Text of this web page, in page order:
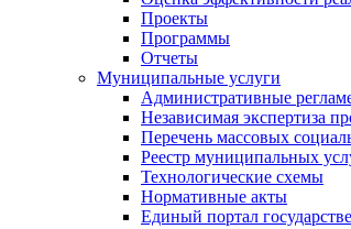
Проекты
Программы
Отчеты
Муниципальные услуги
Административные
Независимая экспертиза
Перечень массовых
Реестр муниципальных
Технологические схемы
Нормативные акты
Единый портал